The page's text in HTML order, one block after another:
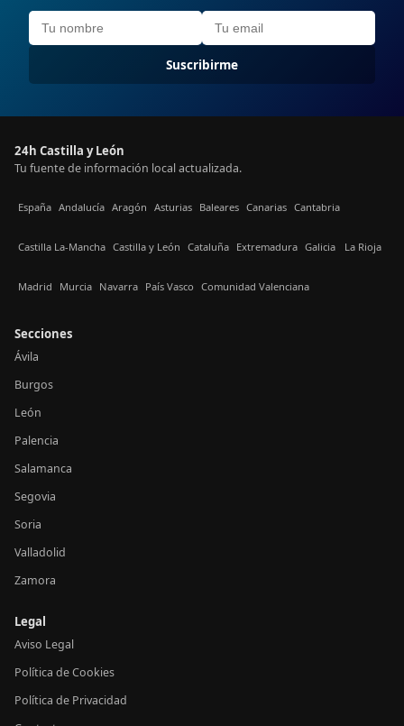
Suscribirme
24h Castilla y León
Tu fuente de información local actualizada.
España Andalucía Aragón Asturias Baleares Canarias Cantabria
Castilla La-Mancha Castilla y León Cataluña Extremadura Galicia La Rioja
Madrid Murcia Navarra País Vasco Comunidad Valenciana
Secciones
Ávila
Burgos
León
Palencia
Salamanca
Segovia
Soria
Valladolid
Zamora
Legal
Aviso Legal
Política de Cookies
Política de Privacidad